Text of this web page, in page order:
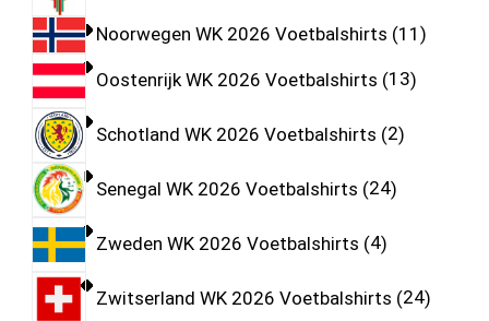
Noorwegen WK 2026 Voetbalshirts 11
Oostenrijk WK 2026 Voetbalshirts 13
Schotland WK 2026 Voetbalshirts 2
Senegal WK 2026 Voetbalshirts 24
Zweden WK 2026 Voetbalshirts 4
Zwitserland WK 2026 Voetbalshirts 24